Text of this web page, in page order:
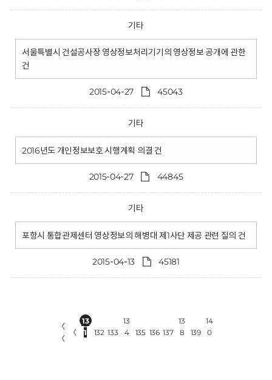
기타
서울특별시 건설공사장 영상정보처리기기의 영상정보 공개에 관한
건
2015-04-27 45043
기타
2016년도 개인정보보호 시행계획 의결 건
2015-04-27 44845
기타
포항시 통합관제센터 영상정보의 해병대 제1사단 제공 관련 질의 건
2015-04-13 45181
〈
〈
〈
13
1
132 133
13
4
135 136 137
13
8
139
14
0